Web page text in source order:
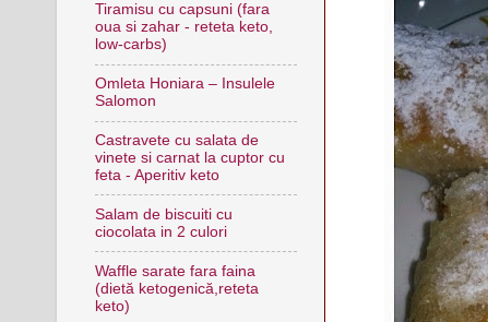
Tiramisu cu capsuni (fara
oua si zahar - reteta keto,
low-carbs)
Omleta Honiara – Insulele
Salomon
Castravete cu salata de
vinete si carnat la cuptor cu
feta - Aperitiv keto
Salam de biscuiti cu
ciocolata in 2 culori
Waffle sarate fara faina
(dietă ketogenică,reteta
keto)